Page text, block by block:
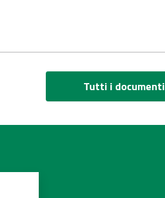
Tutti i documenti